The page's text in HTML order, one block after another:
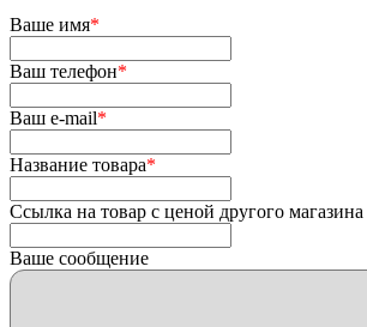
Ваше имя*
Ваш телефон*
Ваш e-mail*
Название товара*
Ссылка на товар с ценой другого магазина
Ваше сообщение